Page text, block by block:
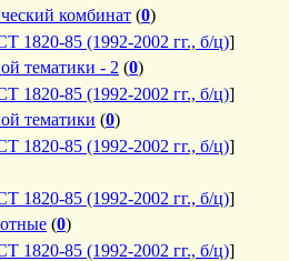
комбинат (0)
1820-85 (1992-2002 гг., б/ц)]
тематики - 2 (0)
1820-85 (1992-2002 гг., б/ц)]
тематики (0)
1820-85 (1992-2002 гг., б/ц)]
1820-85 (1992-2002 гг., б/ц)]
(0)
1820-85 (1992-2002 гг., б/ц)]